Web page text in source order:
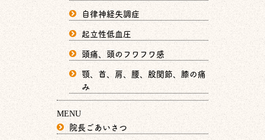
自律神経失調症
起立性低血圧
頭痛、頭のフワフワ感
顎、首、肩、腰、股関節、膝の痛
み
MENU
院長ごあいさつ